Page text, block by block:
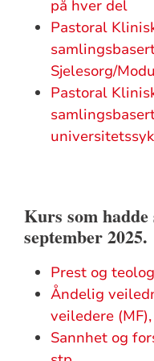
på hver del
Pastoral
Sjelesorg/
Pastoral
Kurs som
september 2025.
Prest og
Åndelig
veiledere
Sannhet og